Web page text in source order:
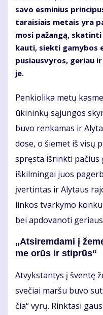
sa­vo es­mi­nius
ta­rai­siais me­tais yra
mo­si pa­žan­gą,
kau­ti, siek­ti ga­my­bos
pu­siau­svy­ros, ge­riau
je.
Pen­kio­li­ka me­tų
ūki­nin­kų są­jun­gos
bu­vo ren­ka­mas ir
do­se, o šie­met iš vi­sų
spręs­ta iš­rink­ti pa­čius
iš­kil­min­gai juos
įver­tin­tas ir Aly­taus
lin­kos tvar­ky­mo
bei ap­do­va­no­ti
„At­si­rem­da­mi į
me orūs ir stip­rūs“
At­vyks­tan­tys į šven­tę
sve­čiai mar­šu bu­vo
čia“ vy­rų. Rink­ta­si